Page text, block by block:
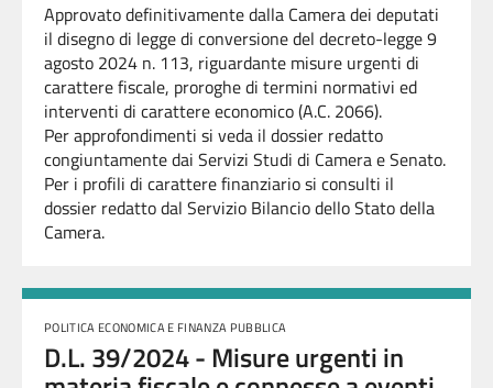
Approvato definitivamente dalla Camera dei deputati
il disegno di legge di conversione del decreto-legge9
agosto 2024 n. 113, riguardante misure urgenti di
carattere fiscale, proroghe di termini normativi ed
interventi di carattere economico (A.C. 2066).
Per approfondimenti si veda il dossier redatto
congiuntamente dai Servizi Studi di Camera e Senato.
Per i profili di carattere finanziario si consulti il
dossier redatto dal Servizio Bilancio dello Stato della
Camera.
POLITICA ECONOMICA E FINANZA PUBBLICA
D.L. 39/2024 - Misure urgenti in